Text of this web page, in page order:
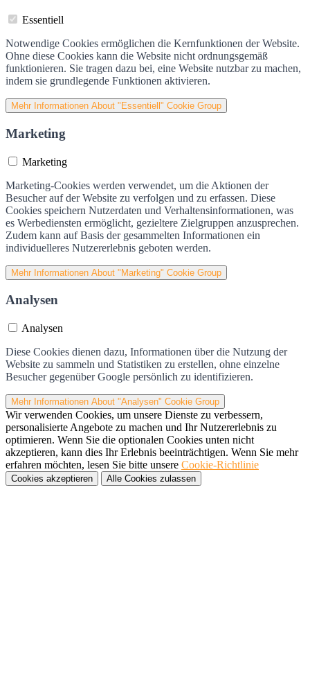
Essentiell
Notwendige Cookies ermöglichen die Kernfunktionen der Website.
Ohne diese Cookies kann die Website nicht ordnungsgemäß
funktionieren. Sie tragen dazu bei, eine Website nutzbar zu machen,
indem sie grundlegende Funktionen aktivieren.
Mehr Informationen About "Essentiell" Cookie Group
Marketing
Marketing
Marketing-Cookies werden verwendet, um die Aktionen der
Besucher auf der Website zu verfolgen und zu erfassen. Diese
Cookies speichern Nutzerdaten und Verhaltensinformationen, was
es Werbediensten ermöglicht, gezieltere Zielgruppen anzusprechen.
Zudem kann auf Basis der gesammelten Informationen ein
individuelleres Nutzererlebnis geboten werden.
Mehr Informationen About "Marketing" Cookie Group
Analysen
Analysen
Diese Cookies dienen dazu, Informationen über die Nutzung der
Website zu sammeln und Statistiken zu erstellen, ohne einzelne
Besucher gegenüber Google persönlich zu identifizieren.
Mehr Informationen About "Analysen" Cookie Group
Wir verwenden Cookies, um unsere Dienste zu verbessern,
personalisierte Angebote zu machen und Ihr Nutzererlebnis zu
optimieren. Wenn Sie die optionalen Cookies unten nicht
akzeptieren, kann dies Ihr Erlebnis beeinträchtigen. Wenn Sie mehr
erfahren möchten, lesen Sie bitte unsere Cookie-Richtlinie
Cookies akzeptieren Alle Cookies zulassen